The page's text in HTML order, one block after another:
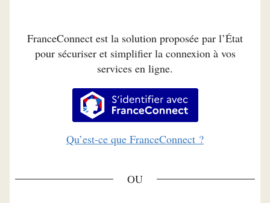
FranceConnect est la solution proposée par l’État
pour sécuriser et simplifier la connexion à vos
services en ligne.
S’identifier avec
Qu’est-ce que FranceConnect ?